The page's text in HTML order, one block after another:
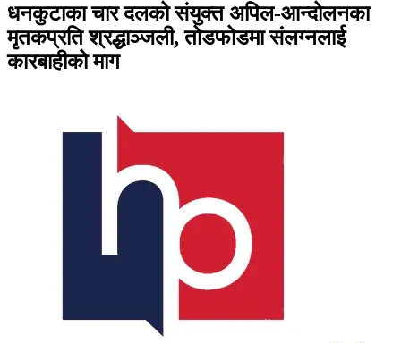
धनकुटाका चार दलको संयुक्त अपिल-आन्दोलनका
मृतकप्रति श्रद्धाञ्जली, तोडफोडमा संलग्नलाई
कारबाहीको माग